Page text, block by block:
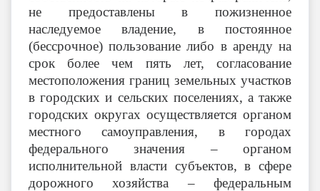
не предоставлены в пожизненное
наследуемое владение, в постоянное
(бессрочное) пользование либо в аренду на
срок более чем пять лет, согласование
местоположения границ земельных участков
в городских и сельских поселениях, а также
городских округах осуществляется органом
местного самоуправления, в городах
федерального значения – органом
исполнительной власти субъектов, в сфере
дорожного хозяйства – федеральным